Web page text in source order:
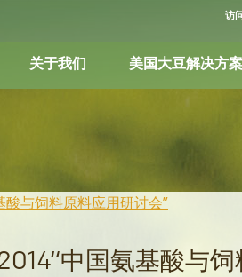
访
关于我们 美国大豆解决方案
与饲料原料应用研讨会”
中国氨基酸与饲